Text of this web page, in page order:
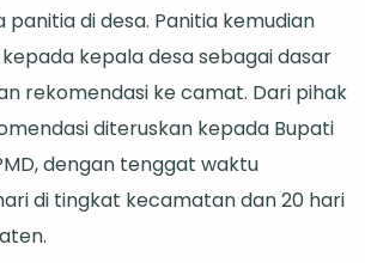
di desa. Panitia kemudian
kepala desa sebagai dasar
rekomendasi ke camat. Dari pihak
diteruskan kepada Bupati
dengan tenggat waktu
di tingkat kecamatan dan 20 hari